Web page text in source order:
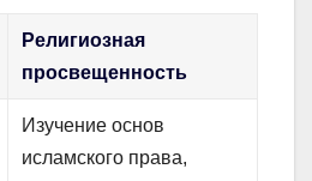
Религиозная
просвещенность
Изучение основ
исламского права,